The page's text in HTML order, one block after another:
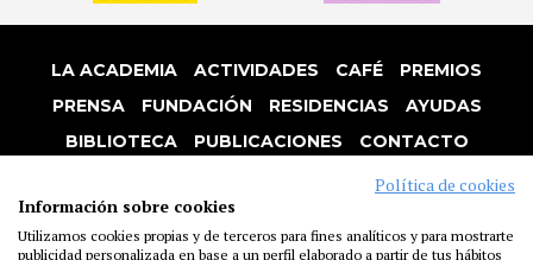
Política de cookies
Información sobre cookies
Utilizamos cookies propias y de terceros para fines analíticos y para mostrarte
publicidad personalizada en base a un perfil elaborado a partir de tus hábitos
LA ACADEMIA ACTIVIDADES CAFÉ
PREMIOS
PRENSA
FUNDACIÓN RESIDENCIAS
AYUDAS
BIBLIOTECA
PUBLICACIONES
CONTACTO
COOKIES